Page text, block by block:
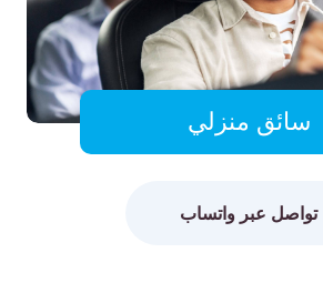
سائق منزلي
تواصل عبر واتساب